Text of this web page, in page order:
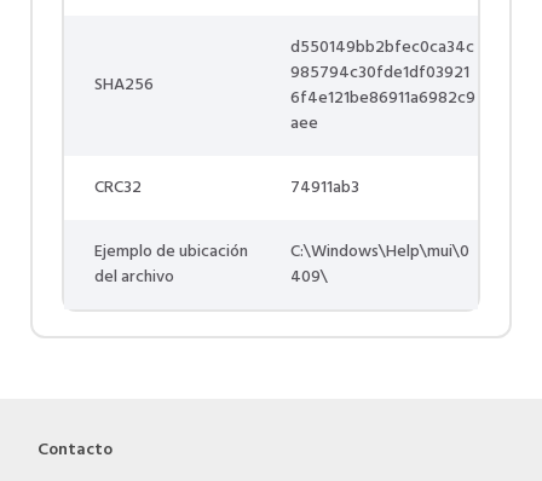
SHA256
d550149bb2bfec0ca34c
985794c30fde1df03921
6f4e121be86911a6982c9
aee
CRC32 74911ab3
Ejemplo de ubicación
del archivo
C:\Windows\Help\mui\0
409\
Contacto